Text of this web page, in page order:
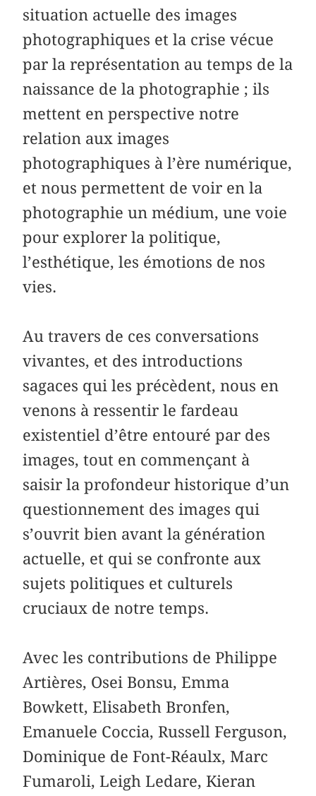
situation actuelle des images
photographiques et la crise vécue
par la représentation au temps de la
naissance de la photographie ; ils
mettent en perspective notre
relation aux images
photographiques à l’ère numérique,
et nous permettent de voir en la
photographie un médium, une voie
pour explorer la politique,
l’esthétique, les émotions de nos
vies.
Au travers de ces conversations
vivantes, et des introductions
sagaces qui les précèdent, nous en
venons à ressentir le fardeau
existentiel d’être entouré par des
images, tout en commençant à
saisir la profondeur historique d’un
questionnement des images qui
s’ouvrit bien avant la génération
actuelle, et qui se confronte aux
sujets politiques et culturels
cruciaux de notre temps.
Avec les contributions de Philippe
Artières, Osei Bonsu, Emma
Bowkett, Elisabeth Bronfen,
Emanuele Coccia, ­Russell ­Ferguson,
­Dominique de Font-­Réaulx, Marc
Fumaroli, Leigh Ledare, Kieran